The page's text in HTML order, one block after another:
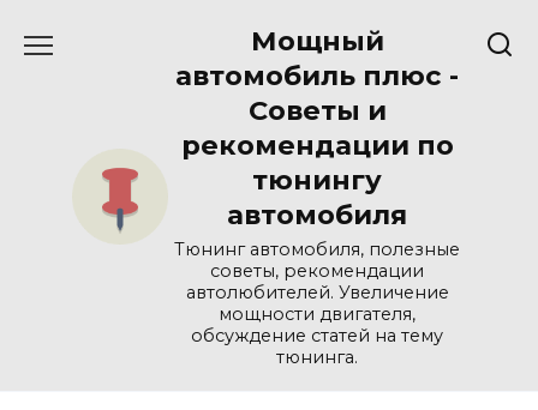
Мощный
автомобиль плюс -
Советы и
рекомендации по
тюнингу
автомобиля
Тюнинг автомобиля, полезные
советы, рекомендации
автолюбителей. Увеличение
мощности двигателя,
обсуждение статей на тему
тюнинга.